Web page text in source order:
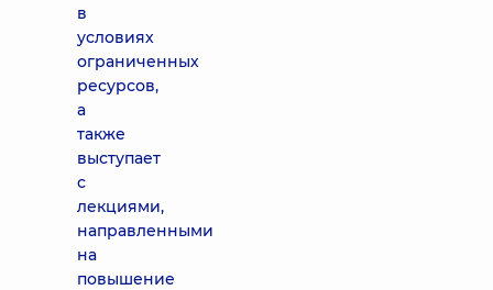
в
условиях
ограниченных
ресурсов,
а
также
выступает
с
лекциями,
направленными
на
повышение